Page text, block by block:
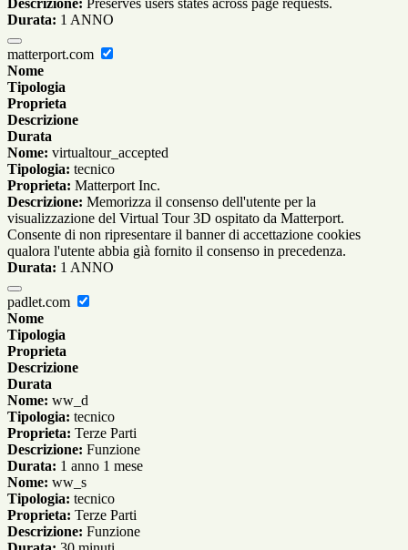
Descrizione: Preserves users states across page requests.
Durata: 1 ANNO
matterport.com
Nome
Tipologia
Proprieta
Descrizione
Durata
Nome: virtualtour_accepted
Tipologia: tecnico
Proprieta: Matterport Inc.
Descrizione: Memorizza il consenso dell'utente per la
visualizzazione del Virtual Tour 3D ospitato da Matterport.
Consente di non ripresentare il banner di accettazione cookies
qualora l'utente abbia già fornito il consenso in precedenza.
Durata: 1 ANNO
padlet.com
Nome
Tipologia
Proprieta
Descrizione
Durata
Nome: ww_d
Tipologia: tecnico
Proprieta: Terze Parti
Descrizione: Funzione
Durata: 1 anno 1 mese
Nome: ww_s
Tipologia: tecnico
Proprieta: Terze Parti
Descrizione: Funzione